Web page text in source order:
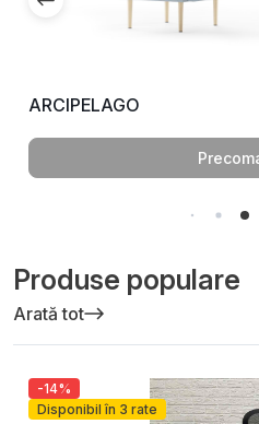
ARCIPELAGO
Produse populare
Arată tot
-14%
Disponibil în 3 rate